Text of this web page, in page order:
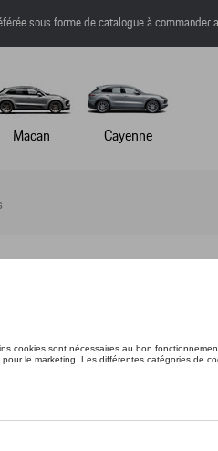
sous forme de catalogue à commander
Macan Cayenne